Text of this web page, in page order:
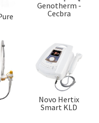
Genotherm -
Cecbra
Novo Hertix
Smart KLD